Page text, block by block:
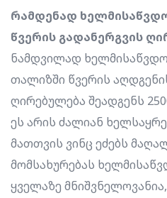
რამდენად
წვერის გადანერგვის
ნამდვილად
თალიზში წვერის
ღირებულება შეადგენს
ეს არის ძალიან
მათთვის ვინც ეძებს
მომსახურებას
ყველაზე